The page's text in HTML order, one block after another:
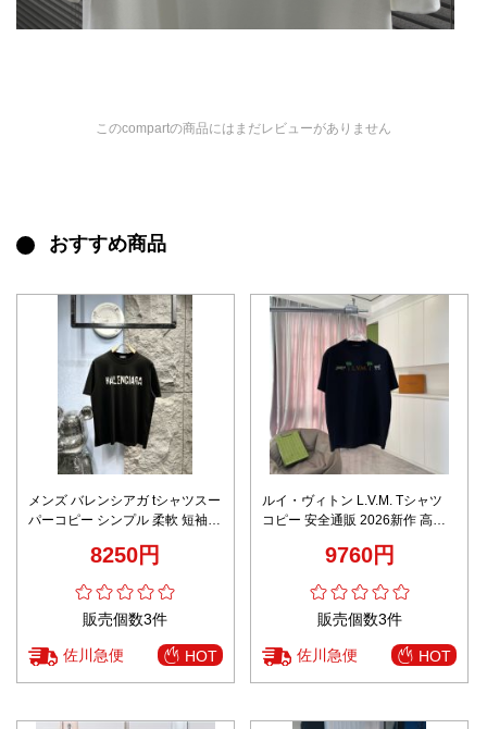
このcompartの商品にはまだレビューがありません
おすすめ商品
メンズ バレンシアガ tシャツスー
パーコピー シンプル 柔軟 短袖
100％綿 ブラック
8250円
販売個数3件
佐川急便 HOT
ルイ・ヴィトン L.V.M. Tシャツ
コピー 安全通販 2026新作 高再
丁寧な縫製 高品質
9760円
販売個数3件
佐川急便 HOT